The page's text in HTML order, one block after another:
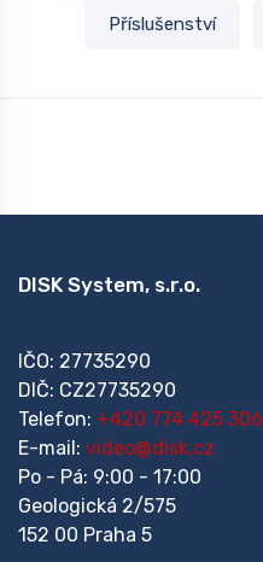
Příslušenství
DISK System, s.r.o.
IČO: 27735290
DIČ: CZ27735290
Telefon: +420 774 425 306
E-mail: video@disk.cz
Po - Pá: 9:00 - 17:00
Geologická 2/575
152 00 Praha 5